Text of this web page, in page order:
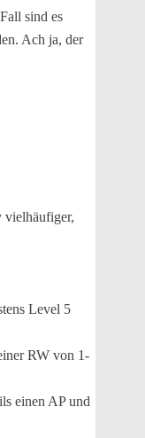
sind es
Ach ja, der
vielhäufiger,
Level 5
RW von 1-
einen AP und